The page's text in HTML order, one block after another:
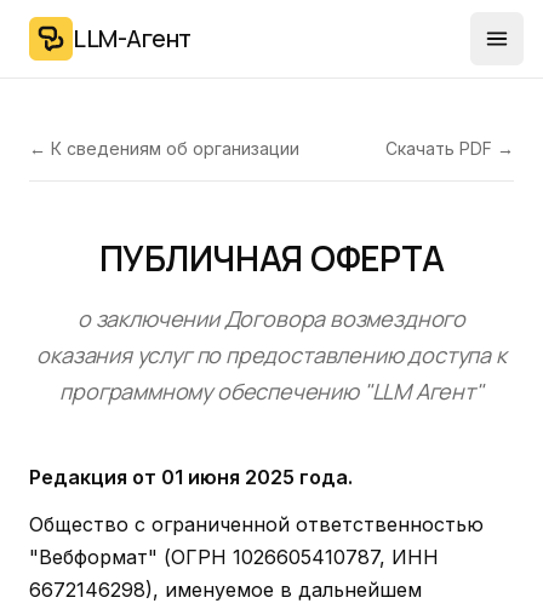
LLM-Агент
← К сведениям об организации Скачать PDF →
ПУБЛИЧНАЯ ОФЕРТА
о заключении Договора возмездного
оказания услуг по предоставлению доступа к
программному обеспечению "LLM Агент"
Редакция от 01 июня 2025 года.
Общество с ограниченной ответственностью
"Вебформат" (ОГРН 1026605410787, ИНН
6672146298), именуемое в дальнейшем